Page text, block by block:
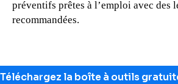
préventifs prêtes à l’emploi avec des
recommandées.
Téléchargez la boîte à outils